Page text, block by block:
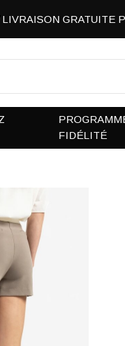
FIDÉLITÉ
GRATUITE